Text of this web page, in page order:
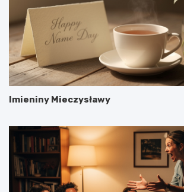
Imieniny Mieczysławy